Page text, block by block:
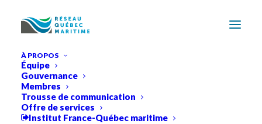
À PROPOS
Équipe
Gouvernance
Membres
Trousse de communication
Offre de services
Institut France-Québec maritime